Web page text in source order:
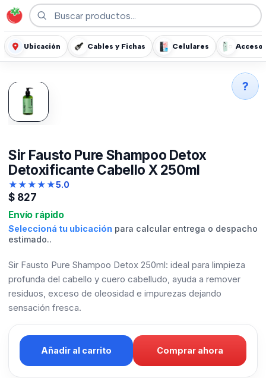
Ubicación Cables y Fichas Celulares
Sir Fausto Pure Shampoo Detox
Detoxificante Cabello X 250ml
★★★★★5.0
$ 827
Envío rápido
Seleccioná tu ubicación para calcular entrega o despacho
estimado..
Sir Fausto Pure Shampoo Detox 250ml: ideal para limpieza
profunda del cabello y cuero cabelludo, ayuda a remover
residuos, exceso de oleosidad e impurezas dejando
sensación fresca.
Añadir al carrito Comprar ahora
?